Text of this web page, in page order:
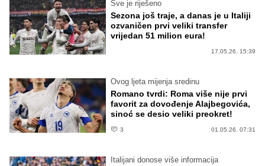
Sve je riješeno
Sezona još traje, a danas je u Italiji
ozvaničen prvi veliki transfer
vrijedan 51 milion eura!
17.05.26. 15:39
Ovog ljeta mijenja sredinu
Romano tvrdi: Roma više nije prvi
favorit za dovođenje Alajbegovića,
sinoć se desio veliki preokret!
3 01.05.26. 07:31
Italijani donose više informacija